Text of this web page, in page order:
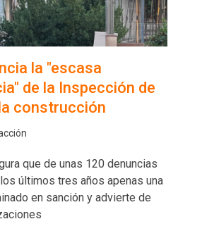
la "escasa
de la Inspección de
construcción
que de unas 120 denuncias
últimos tres años apenas una
en sanción y advierte de